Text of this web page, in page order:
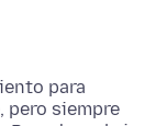
para
pero siempre